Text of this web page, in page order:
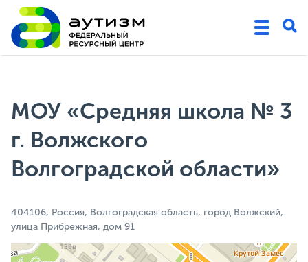
МОУ «Средняя школа № 3
г. Волжского
Волгоградской области»
404106, Россия, Волгоградская область, город Волжский,
улица Прибрежная, дом 91